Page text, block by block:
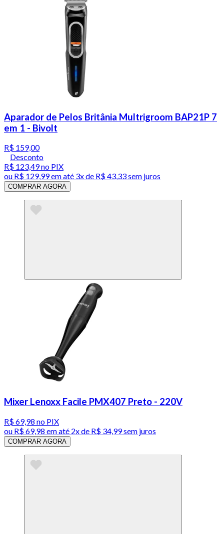
Aparador de Pelos Britânia Multrigroom BAP21P 7
em 1 - Bivolt
R$ 159,00
Desconto
R$ 123,49no PIX
ou R$ 129,99em até 3x de R$ 43,33 sem juros
COMPRAR AGORA
Mixer Lenoxx Facile PMX407 Preto - 220V
R$ 69,98 no PIX
ou R$ 69,98 em até 2x de R$ 34,99 sem juros
COMPRAR AGORA